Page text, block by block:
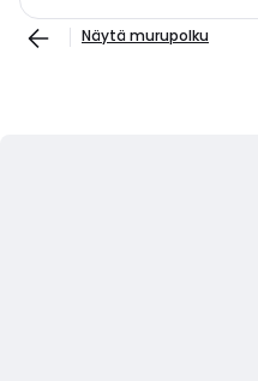
Näytä murupolku